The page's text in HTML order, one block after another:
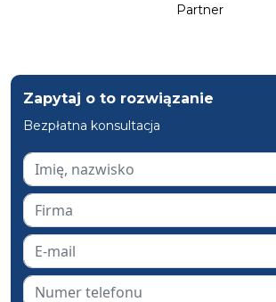
Zapytaj o to rozwiązanie
Bezpłatna konsultacja
Partner